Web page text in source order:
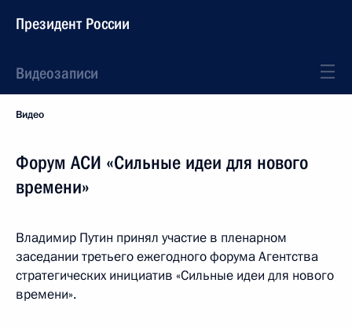
Президент России
Видеозаписи
Видео
Форум АСИ «Сильные идеи для нового
времени»
Владимир Путин принял участие в пленарном
заседании третьего ежегодного форума Агентства
стратегических инициатив «Сильные идеи для нового
времени».